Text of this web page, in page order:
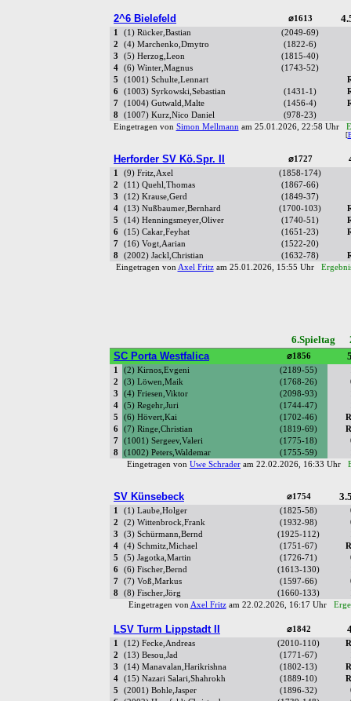
2^6 Bielefeld ⌀1613
1 (1) Rücker,Bastian
(2049-69)
2
(4) Marchenko,Dmytro
(1822-6)
3
(5) Herzog,Leon
(1815-40)
4
(6) Winter,Magnus
(1743-52)
5
(1001) Schulte,Lennart
6
(1003) Syrkowski,Sebastian (1431-1)
7
(1004) Gutwald,Malte (1456-4)
8
(1007) Kurz,Nico Daniel
(978-23)
Eingetragen von Simon Mellmannam 25.01.2026, 22:58 Uhr
[
Herforder SV Kö.Spr. II ⌀1727
1 (9) Fritz,Axel
(1858-174)
2
(11) Quehl,Thomas
(1867-66)
3
(12) Krause,Gerd
(1849-37)
4
(13) Nußbaumer,Bernhard (1700-103)
5
(14) Henningsmeyer,Oliver (1740-51)
6
(15) Cakar,Feyhat (1651-23)
7
(16) Vogt,Aarian
(1522-20)
8
(2002) Jackl,Christian (1632-78)
Eingetragen vonAxel Fritzam 25.01.2026, 15:55 Uhr
6.Spieltag
SC Porta Westfalica
⌀1856
1 (2) Kirnos,Evgeni (2189-55)
2
(3) Löwen,Maik (1768-26)
3
(4) Friesen,Viktor (2098-93)
4
(5) Regehr,Juri (1744-47)
5
(6) Hövert,Kai (1702-46)
6
(7) Ringe,Christian (1819-69)
7
(1001) Sergeev,Valeri (1775-18)
8
(1002) Peters,Waldemar (1755-59)
Eingetragen von Uwe Schrader am 22.02.2026, 16:33 Uhr
SV Künsebeck ⌀1754
1 (1) Laube,Holger (1825-58)
2
(2) Wittenbrock,Frank (1932-98)
3
(3) Schürmann,Bernd (1925-112)
4
(4) Schmitz,Michael (1751-67)
5
(5) Jagotka,Martin (1726-71)
6
(6) Fischer,Bernd (1613-130)
7
(7) Voß,Markus (1597-66)
8
(8) Fischer,Jörg (1660-133)
Eingetragen vonAxel Fritzam 22.02.2026, 16:17 Uhr
LSV Turm Lippstadt II ⌀1842
1 (12) Fecke,Andreas (2010-110)
2
(13) Besou,Jad (1771-67)
3
(14) Manavalan,Harikrishna (1802-13)
4
(15) Nazari Salari,Shahrokh (1889-10)
5
(2001) Bohle,Jasper (1896-32)